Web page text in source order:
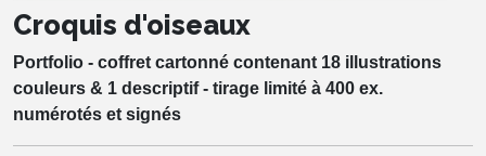
Croquis d'oiseaux
Portfolio - coffret cartonné contenant 18 illustrations
couleurs & 1 descriptif - tirage limité à 400 ex.
numérotés et signés